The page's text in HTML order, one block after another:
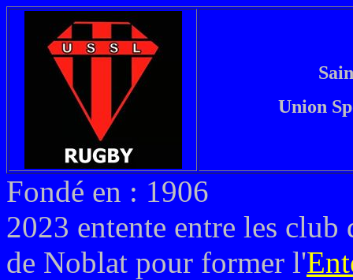
Union
Fondé en : 1906
2023 entente entre les club
de Noblat pour former l'